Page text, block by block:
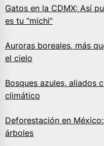
Gatos en la CDMX: Así
es tu “michi”
Auroras boreales, más
el cielo
Bosques azules, aliados
climático
Deforestación en
árboles